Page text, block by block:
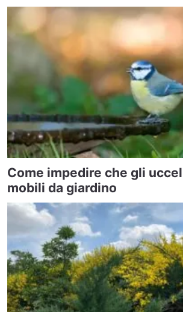
Come impedire che gli
mobili da giardino